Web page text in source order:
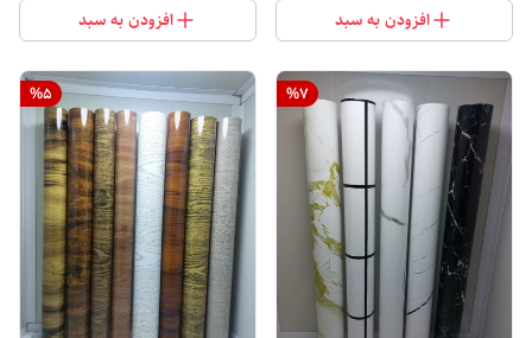
افزودن به سبد افزودن به سبد
%7
%5